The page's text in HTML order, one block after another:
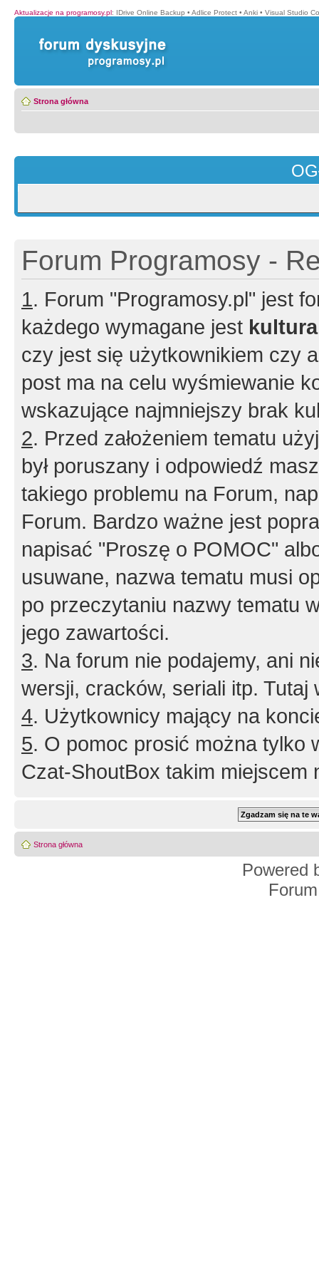
Aktualizacje na programosy.pl: IDrive Online Backup • Adlice Protect • Anki • Visual Studio
Strona główna
Forum Programosy -
1. Forum "Programosy.pl" jest
każdego wymagane jest
czy jest się użytkownikiem czy
post ma na celu wyśmiewanie
wskazujące najmniejszy brak
2. Przed założeniem tematu
był poruszany i odpowiedź
takiego problemu na Forum,
Forum. Bardzo ważne jest
napisać "Proszę o POMOC"
usuwane, nazwa tematu musi
po przeczytaniu nazwy tematu
jego zawartości.
3. Na forum nie podajemy, ani
wersji, cracków, seriali itp. Tutaj
4. Użytkownicy mający na
5. O pomoc prosić można tylko
Czat-ShoutBox takim miejscem
Strona główna
Powered